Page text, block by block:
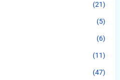
(21)
(5)
(6)
(11)
(47)